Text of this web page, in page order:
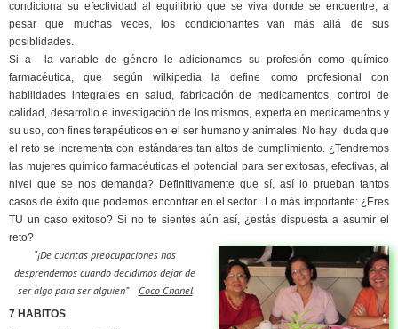
condiciona su efectividad al equilibrio que se viva donde se encuentre, a
pesar que muchas veces, los condicionantes van más allá de sus
posiblidades.
Si a la variable de género le adicionamos su profesión como químico
farmacéutica, que según wilkipedia la define como profesional con
habilidades integrales en salud , fabricación demedicamentos, control de
calidad, desarrollo e investigación de los mismos, experta en medicamentos y
su uso, con fines terapéuticos en el ser humano y animales. No hay duda que
el reto se incrementa con estándares tan altos de cumplimiento. ¿Tendremos
las mujeres químico farmacéuticas el potencial para ser exitosas, efectivas, al
nivel que se nos demanda? Definitivamente que sí, así lo prueban tantos
casos de éxito que podemos encontrar en el sector. Lo más importante: ¿Eres
TU un caso exitoso? Si no te sientes aún así, ¿estás dispuesta a asumir el
reto?
“¡De cuántas preocupaciones nos
desprendemos cuando decidimos dejar de
ser algo para ser alguien” Coco Chanel
7 HABITOS